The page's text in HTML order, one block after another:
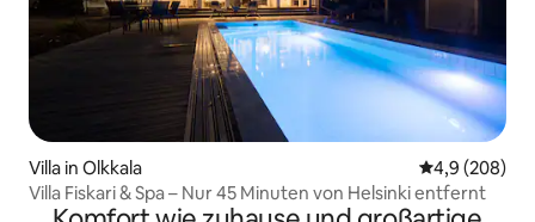
Villa in Olkkala
4,9 (208)
Villa Fiskari & Spa – Nur 45 Minuten von Helsinki entfernt